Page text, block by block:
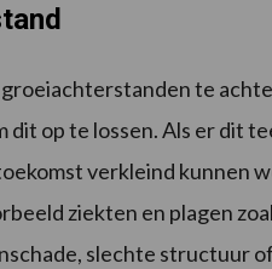
te
op te lossen. Als er dit
verkleind kunnen
ziekten en plagen
slechte structuur